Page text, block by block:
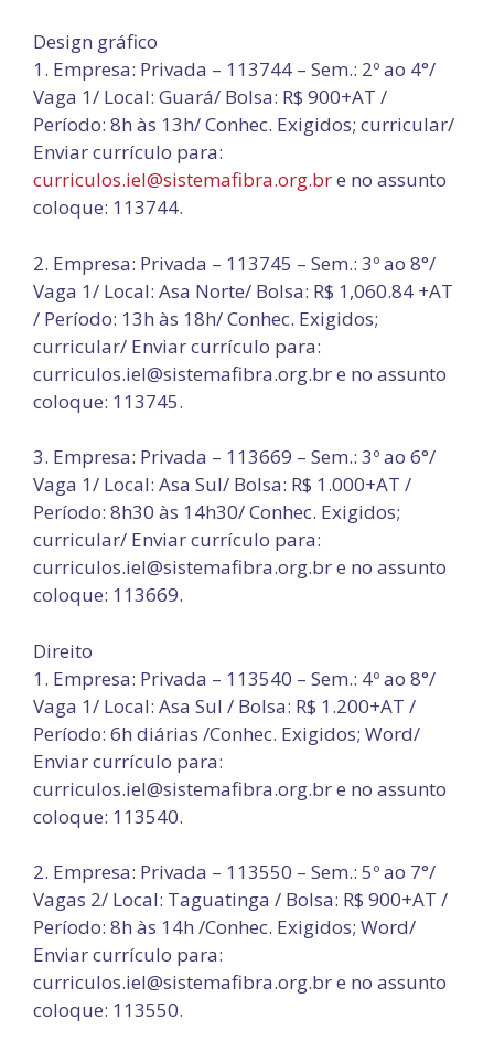
Design gráfico
1. Empresa: Privada – 113744 – Sem.: 2º ao 4°/
Vaga 1/ Local: Guará/ Bolsa: R$ 900+AT /
Período: 8h às 13h/ Conhec. Exigidos; curricular/
Enviar currículo para:
curriculos.iel@sistemafibra.org.bre no assunto
coloque: 113744.
2. Empresa: Privada – 113745 – Sem.: 3º ao 8°/
Vaga 1/ Local: Asa Norte/ Bolsa: R$ 1,060.84 +AT
/ Período: 13h às 18h/ Conhec. Exigidos;
curricular/ Enviar currículo para:
curriculos.iel@sistemafibra.org.br e no assunto
coloque: 113745.
3. Empresa: Privada – 113669 – Sem.: 3º ao 6°/
Vaga 1/ Local: Asa Sul/ Bolsa: R$ 1.000+AT /
Período: 8h30 às 14h30/ Conhec. Exigidos;
curricular/ Enviar currículo para:
curriculos.iel@sistemafibra.org.br e no assunto
coloque: 113669.
Direito
1. Empresa: Privada – 113540 – Sem.: 4º ao 8°/
Vaga 1/ Local: Asa Sul / Bolsa: R$ 1.200+AT /
Período: 6h diárias /Conhec. Exigidos; Word/
Enviar currículo para:
curriculos.iel@sistemafibra.org.br e no assunto
coloque: 113540.
2. Empresa: Privada – 113550 – Sem.: 5º ao 7°/
Vagas 2/ Local: Taguatinga / Bolsa: R$ 900+AT /
Período: 8h às 14h /Conhec. Exigidos; Word/
Enviar currículo para:
curriculos.iel@sistemafibra.org.br e no assunto
coloque: 113550.